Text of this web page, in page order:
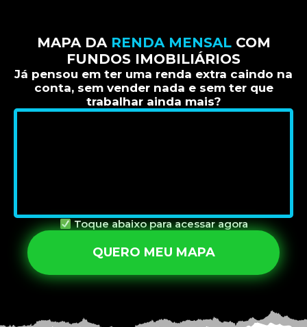
MAPA DA RENDA MENSAL COM
FUNDOS IMOBILIÁRIOS
Já pensou em ter uma renda extra caindo na
conta, sem vender nada e sem ter que
trabalhar ainda mais?
Toque abaixo para acessar agora
QUERO MEU MAPA